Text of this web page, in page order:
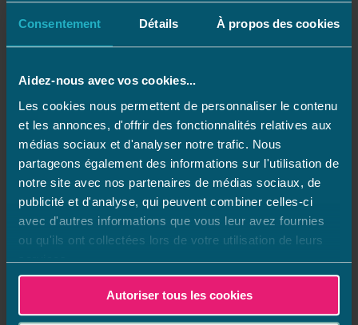
Consentement Détails À propos des cookies
Aidez-nous avec vos cookies...
Les cookies nous permettent de personnaliser le contenu
et les annonces, d'offrir des fonctionnalités relatives aux
médias sociaux et d'analyser notre trafic. Nous
partageons également des informations sur l'utilisation de
notre site avec nos partenaires de médias sociaux, de
publicité et d'analyse, qui peuvent combiner celles-ci
avec d'autres informations que vous leur avez fournies
ou qu'ils ont collectées lors de votre utilisation de leurs
services.
Autoriser tous les cookies
Vos avis sur Aquilus
4.1
(38 avis)